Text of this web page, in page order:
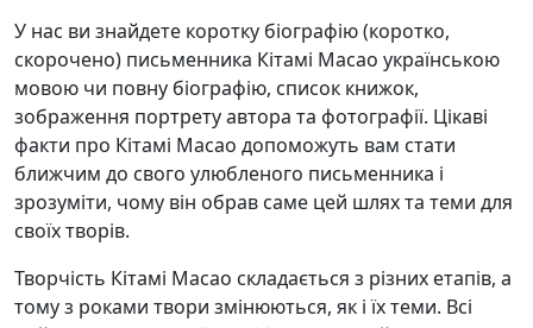
У нас ви знайдете коротку біографію (коротко,
скорочено) письменника Кітамі Масао українською
мовою чи повну біографію, список книжок,
зображення портрету автора та фотографії. Цікаві
факти про Кітамі Масао допоможуть вам стати
ближчим до свого улюбленого письменника і
зрозуміти, чому він обрав саме цей шлях та теми для
своїх творів.
Творчість Кітамі Масао складається з різних етапів, а
тому з роками твори змінюються, як і їх теми. Всі